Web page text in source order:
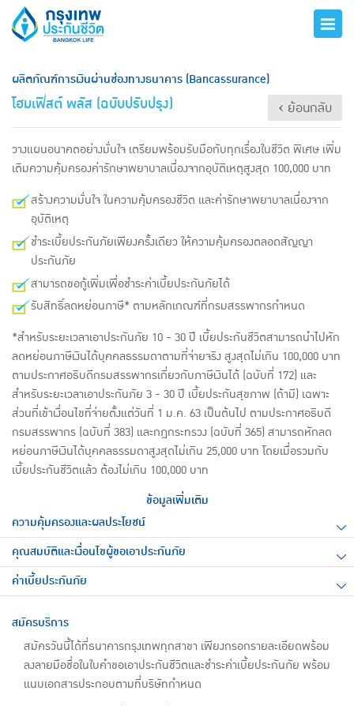
ผลิตภัณฑ์การเงินผ่านช่องทางธนาคาร (Bancassurance)
โฮมเฟิสต์ พลัส (ฉบับปรับปรุง) ‹ ย้อนกลับ
วางแผนอนาคตอย่างมั่นใจ เตรียมพร้อมรับมือกับทุกเรื่องในชีวิต พิเศษ เพิ่ม
เติมความคุ้มครองค่ารักษาพยาบาลเนื่องจากอุบัติเหตุสูงสุด 100,000 บาท
สร้างความมั่นใจ ในความคุ้มครองชีวิต และค่ารักษาพยาบาลเนื่องจาก
อุบัติเหตุ
ชำระเบี้ยประกันภัยเพียงครั้งเดียว ให้ความคุ้มครองตลอดสัญญา
ประกันภัย
สามารถขอกู้เพิ่มเพื่อชำระค่าเบี้ยประกันภัยได้
รับสิทธิ์ลดหย่อนภาษี* ตามหลักเกณฑ์ที่กรมสรรพากรกำหนด
*สำหรับระยะเวลาเอาประกันภัย 10 - 30 ปี เบี้ยประกันชีวิตสามารถนำไปหัก
ลดหย่อนภาษีเงินได้บุคคลธรรมดาตามที่จ่ายจริง สูงสุดไม่เกิน 100,000 บาท
ตามประกาศอธิบดีกรมสรรพากรเกี่ยวกับภาษีเงินได้ (ฉบับที่ 172) และ
สำหรับระยะเวลาเอาประกันภัย 3 - 30 ปี เบี้ยประกันสุขภาพ (ถ้ามี) เฉพาะ
ส่วนที่เข้าเงื่อนไขที่จ่ายตั้งแต่วันที่ 1 ม.ค. 63 เป็นต้นไป ตามประกาศอธิบดี
กรมสรรพากร (ฉบับที่ 383) และกฎกระทรวง (ฉบับที่ 365) สามารถหักลด
หย่อนภาษีเงินได้บุคคลธรรมดาสูงสุดไม่เกิน 25,000 บาท โดยเมื่อรวมกับ
เบี้ยประกันชีวิตแล้ว ต้องไม่เกิน 100,000 บาท
ข้อมูลเพิ่มเติม
ความคุ้มครองและผลประโยชน์
คุณสมบัติและเงื่อนไขผู้ขอเอาประกันภัย
ค่าเบี้ยประกันภัย
สมัครบริการ
สมัครวันนี้ได้ที่ธนาคารกรุงเทพทุกสาขา เพียงกรอกรายละเอียดพร้อม
ลงลายมือชื่อในใบคำขอเอาประกันชีวิตและชำระค่าเบี้ยประกันภัย พร้อม
แนบเอกสารประกอบตามที่บริษัทกำหนด